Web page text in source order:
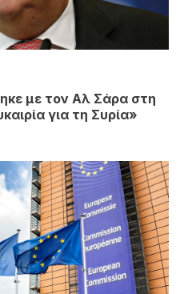
με τον Αλ Σάρα στη
για τη Συρία»